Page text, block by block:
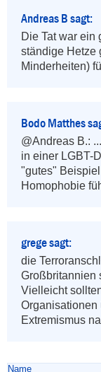
Andreas B sagt:
Die Tat war ein
ständige Hetze
Minderheiten)
Bodo Matthes
@Andreas B.:
in einer LGBT-
"gutes"
Homophobie
grege sagt:
die
Großbritannien
Vielleicht
Organisationen
Extremismus